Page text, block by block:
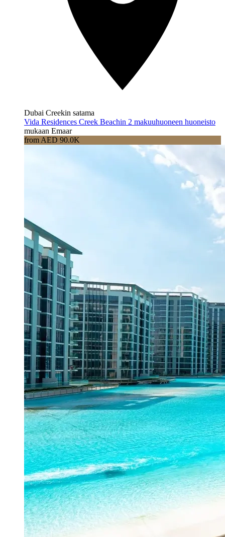
Dubai Creekin satama
Vida Residences Creek Beachin 2 makuuhuoneen huoneisto
mukaan Emaar
from AED 90.0K